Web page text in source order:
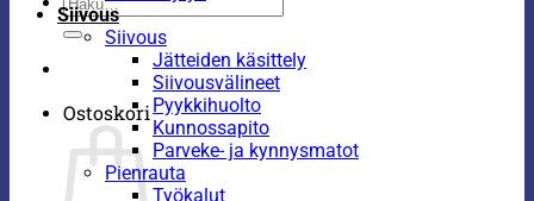
Ostoskori
Siivous
Siivous
Jätteiden käsittely
Siivousvälineet
Pyykkihuolto
Kunnossapito
Parveke- ja kynnysmatot
Pienrauta
Työkalut